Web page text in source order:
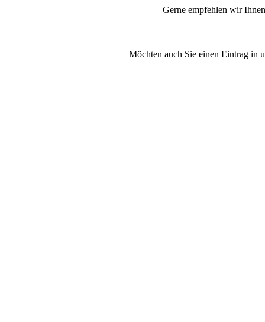
Gerne empfehlen wir
Möchten auch Sie einen Eintrag in